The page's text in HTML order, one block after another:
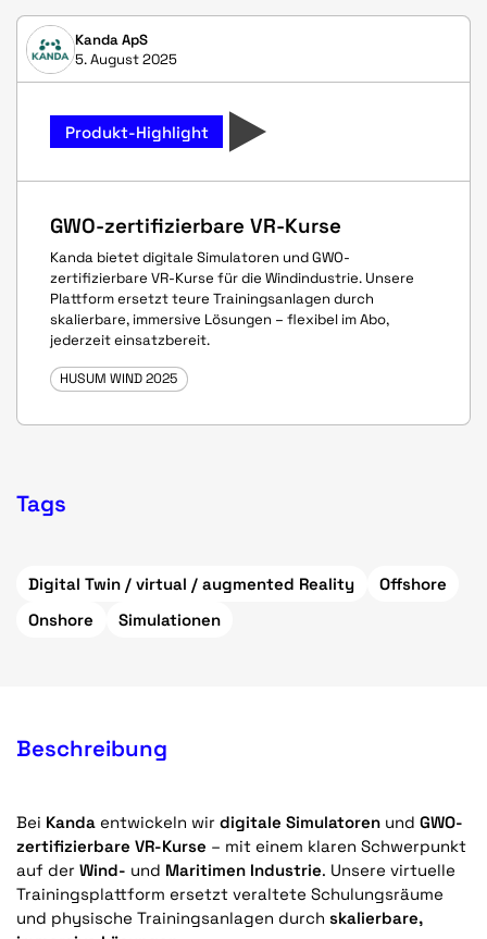
Kanda ApS
5. August 2025
Produkt-Highlight
GWO-zertifizierbare VR-Kurse
Kanda bietet digitale Simulatoren und GWO-
zertifizierbare VR-Kurse für die Windindustrie. Unsere
Plattform ersetzt teure Trainingsanlagen durch
skalierbare, immersive Lösungen – flexibel im Abo,
jederzeit einsatzbereit.
HUSUM WIND 2025
Tags
Digital Twin / virtual / augmented Reality
Offshore
Onshore
Simulationen
Beschreibung
Bei Kanda entwickeln wir digitale Simulatoren und GWO-
zertifizierbare VR-Kurse – mit einem klaren Schwerpunkt
auf der Wind- und Maritimen Industrie. Unsere virtuelle
Trainingsplattform ersetzt veraltete Schulungsräume
und physische Trainingsanlagen durch skalierbare,